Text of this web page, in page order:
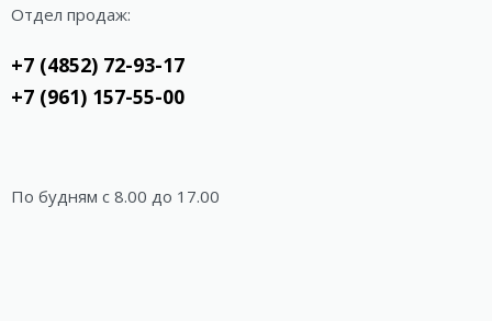
Отдел продаж:
+7 (4852) 72-93-17
+7 (961) 157-55-00
По будням c 8.00 до 17.00